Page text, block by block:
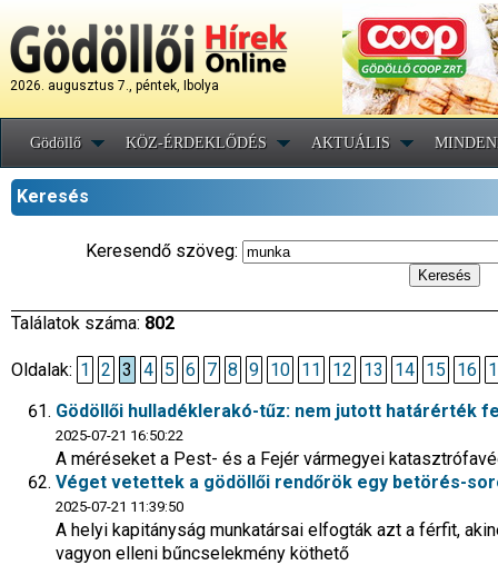
2026. augusztus 7., péntek, Ibolya
Gödöllő KÖZ-ÉRDEKLŐDÉS AKTUÁLIS
Keresés
Keresendő szöveg:
Találatok száma: 802
Oldalak: 1 2 3 4 5 6 7 8 9 10 11 12 13 14 15 16
Gödöllői hulladéklerakó-tűz: nem jutott határérték
2025-07-21 16:50:22
A méréseket a Pest- és a Fejér vármegyei
Véget vetettek a gödöllői rendőrök egy betörés-
2025-07-21 11:39:50
A helyi kapitányság munkatársai elfogták azt a férfit,
vagyon elleni bűncselekmény köthető